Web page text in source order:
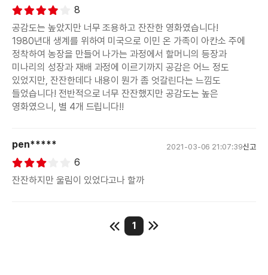
‘한국’보다 낳을 것이라는 생각으로 비행기에 몸을 싣고 새 삶을
선택을 했을 것이다.
70년대 후반에 박정희의 폭압과 생계의 위협을 느껴 미국으로
이민 온
제이콥(스티브 연)과 모니카(한예리)부부는 아칸소라는
이주해 새 삶을 살려고 한다. 그러나 도착한 새로운 거처 주변에
자신들이 살
연상되는 드넓은 단독 주택들이 모여있는 모습은 전혀 없이
8
공감도는 높았지만 너무 조용하고 잔잔한 영화였습니다!
1980년대 생계를 위하여 미국으로 이민 온 가족이 아칸소 주에
정착하여 농장을 만들어 나가는 과정에서 할머니의 등장과
미나리의 성장과 재배 과정에 이르기까지 공감은 어느 정도
있었지만, 잔잔한데다 내용이 뭔가 좀 엇갈린다는 느낌도
들었습니다! 전반적으로 너무 잔잔했지만 공감도는 높은
영화였으니, 별 4개 드립니다!!
pen***** 2021-03-06 21:07:39신고
6
잔잔하지만 울림이 있었다고나 할까
1